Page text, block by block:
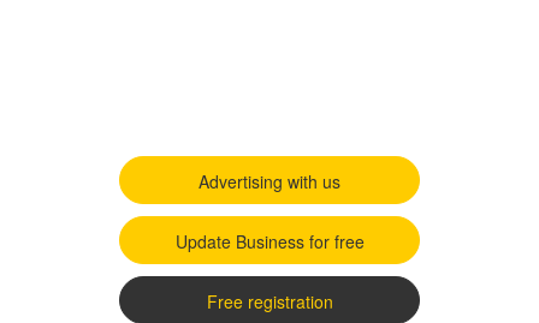
Advertising with us
Update Business for free
Free registration